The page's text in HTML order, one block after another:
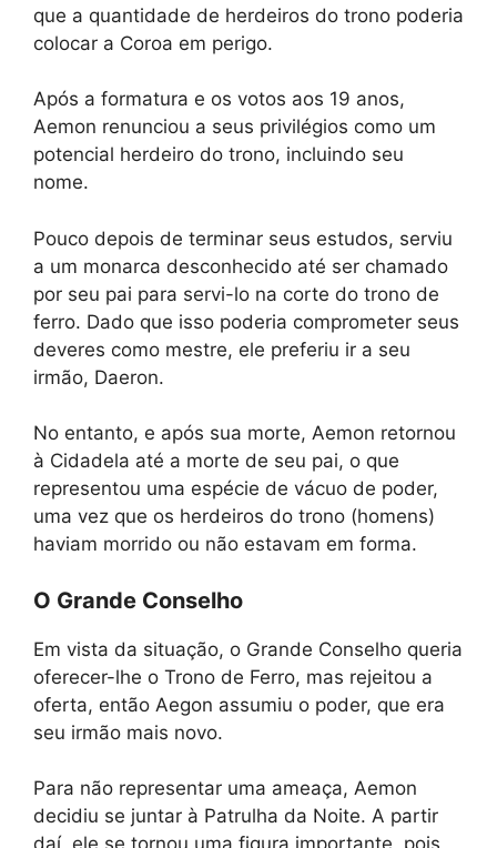
que a quantidade de herdeiros do trono poderia
colocar a Coroa em perigo.
Após a formatura e os votos aos 19 anos,
Aemon renunciou a seus privilégios como um
potencial herdeiro do trono, incluindo seu
nome.
Pouco depois de terminar seus estudos, serviu
a um monarca desconhecido até ser chamado
por seu pai para servi-lo na corte do trono de
ferro. Dado que isso poderia comprometer seus
deveres como mestre, ele preferiu ir a seu
irmão, Daeron.
No entanto, e após sua morte, Aemon retornou
à Cidadela até a morte de seu pai, o que
representou uma espécie de vácuo de poder,
uma vez que os herdeiros do trono (homens)
haviam morrido ou não estavam em forma.
O Grande Conselho
Em vista da situação, o Grande Conselho queria
oferecer-lhe o Trono de Ferro, mas rejeitou a
oferta, então Aegon assumiu o poder, que era
seu irmão mais novo.
Para não representar uma ameaça, Aemon
decidiu se juntar à Patrulha da Noite. A partir
daí, ele se tornou uma figura importante, pois